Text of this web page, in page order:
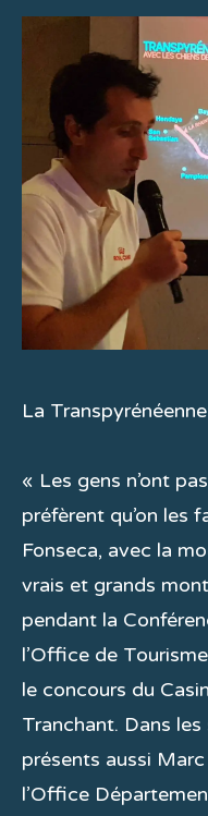
La
« Les gens n’ont
préfèrent qu’on les
Fonseca, avec la
vrais et grands
pendant la
l’Office de
le concours du
Tranchant. Dans
présents aussi
l’Office